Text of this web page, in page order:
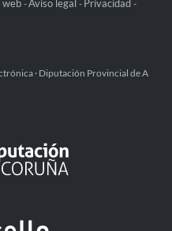
web -Aviso legal - Privacidad -
· Diputación Provincial de A